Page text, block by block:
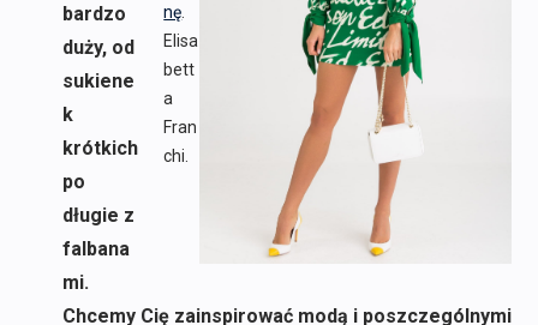
nę
Elisa
bett
a
Fran
chi.
bardzo
duży, od
sukiene
k
krótkich
po
długie z
falbana
mi.
Chcemy Cię zainspirować modą i poszczególnymi